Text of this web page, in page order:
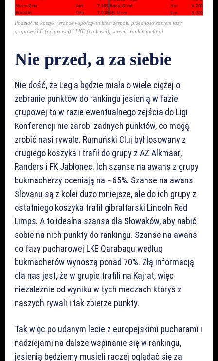
Podział na koszyki wraz ze współczynnikiem zespołu przed losowaniem fazy
grupowej LE (po prawej) i LKE (po lewej); screen: rankinguefa.pl
Nie przed, a za siebie
Nie dość, że Legia będzie miała o wiele ciężej o
zebranie punktów do rankingu jesienią w fazie
grupowej to w razie ewentualnego zejścia do Ligi
Konferencji nie zarobi żadnych punktów, co mogą
zrobić nasi rywale. Rumuński Cluj był losowany z
drugiego koszyka i trafił do grupy z AZ Alkmaar,
Randers i FK Jablonec. Ich szanse na awans z grupy
bukmacherzy oceniają na ~65%. Szanse na awans
Slovanu są z kolei dużo mniejsze, ale do ich grupy z
ostatniego koszyka trafił gibraltarski Lincoln Red
Limps. A to idealna szansa dla Słowaków, aby nabić
sobie na nich punkty do rankingu. Szanse na awans
do fazy pucharowej LKE Qarabagu według
bukmacherów wynoszą ponad 70%. Złą informacją
dla nas jest, że w grupie trafili na Kajrat, więc
niezależnie od wyniku w tych meczach któryś z
naszych rywali i tak zbierze punkty.
Tak więc po udanym lecie z europejskimi pucharami i
nadziejami na dalsze wspinanie się w rankingu,
jesienią będziemy musieli raczej oglądać się za